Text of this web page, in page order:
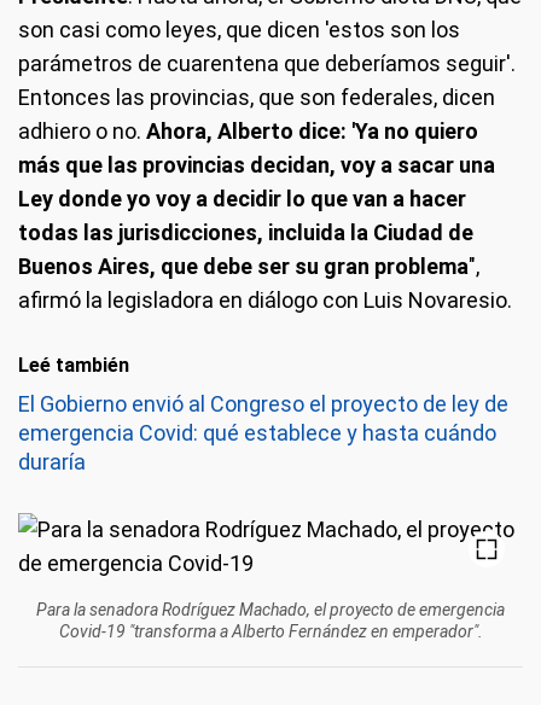
son casi como leyes, que dicen 'estos son los
parámetros de cuarentena que deberíamos seguir'.
Entonces las provincias, que son federales, dicen
adhiero o no. Ahora, Alberto dice: 'Ya no quiero
más que las provincias decidan, voy a sacar una
Ley donde yo voy a decidir lo que van a hacer
todas las jurisdicciones, incluida la Ciudad de
Buenos Aires, que debe ser su gran problema",
afirmó la legisladora en diálogo con Luis Novaresio.
Leé también
El Gobierno envió al Congreso el proyecto de ley de
emergencia Covid: qué establece y hasta cuándo
duraría
Para la senadora Rodríguez Machado, el proyecto de emergencia
Covid-19 "transforma a Alberto Fernández en emperador".